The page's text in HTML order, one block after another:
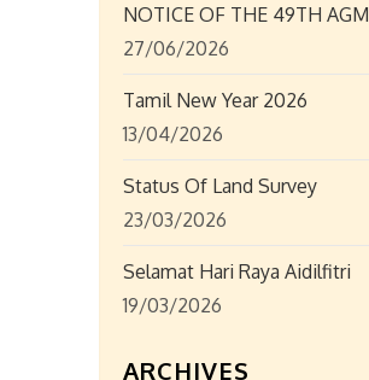
NOTICE OF THE 49TH AGM
27/06/2026
Tamil New Year 2026
13/04/2026
Status Of Land Survey
23/03/2026
Selamat Hari Raya Aidilfitri
19/03/2026
ARCHIVES